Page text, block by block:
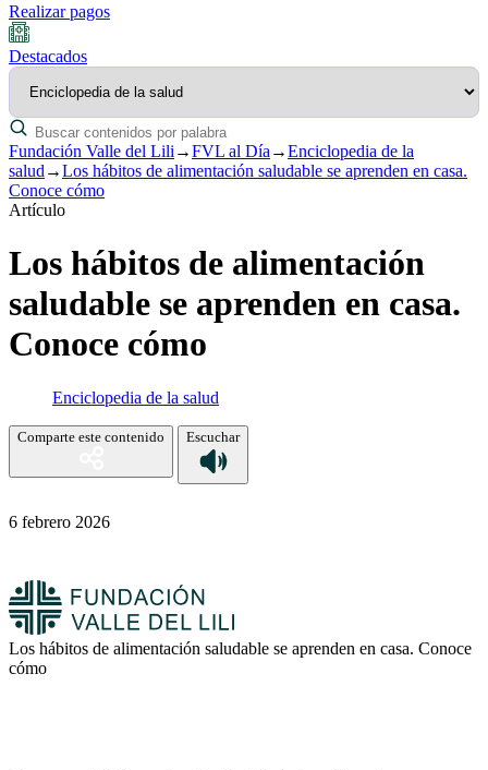
Realizar pagos
Destacados
Fundación Valle del Lili →FVL al Día →Enciclopedia de la
salud →Los hábitos de alimentación saludable se aprenden en casa.
Conoce cómo
Artículo
Los hábitos de alimentación
saludable se aprenden en casa.
Conoce cómo
Enciclopedia de la salud
Comparte este contenido Escuchar
6 febrero 2026
Los hábitos de alimentación saludable se aprenden en casa. Conoce
cómo